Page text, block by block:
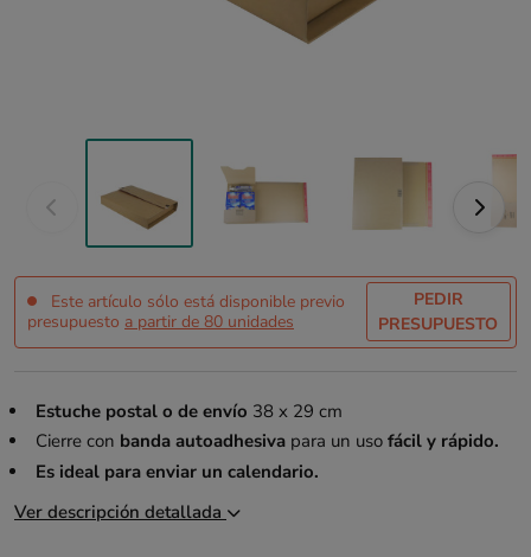
Este artículo sólo está disponible previo
presupuesto a partir de 80 unidades
PEDIR
PRESUPUESTO
Estuche postal o de envío 38 x 29 cm
Cierre con banda autoadhesivapara un uso fácil y rápido.
Es ideal para enviar un calendario.
Ver descripción detallada